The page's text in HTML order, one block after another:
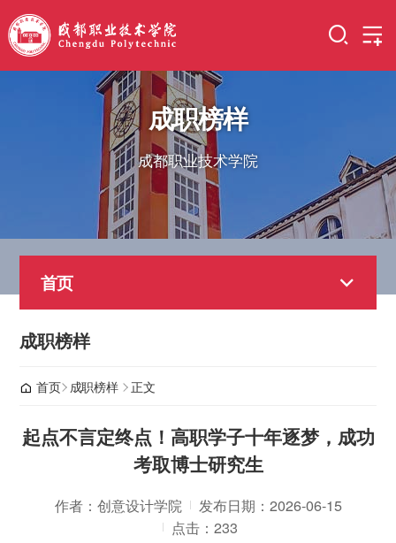
成职榜样
成都职业技术学院
首页
成职榜样
首页 成职榜样 正文
起点不言定终点！高职学子十年逐梦，成功
考取博士研究生
作者：创意设计学院
发布日期：2026-06-15
点击： 233